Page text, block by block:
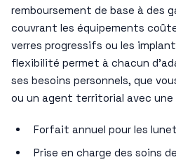
remboursement de base à des
couvrant les équipements
verres progressifs ou les
flexibilité permet à chacun
ses besoins personnels, que
ou un agent territorial avec une
Forfait annuel pour les
Prise en charge des soins